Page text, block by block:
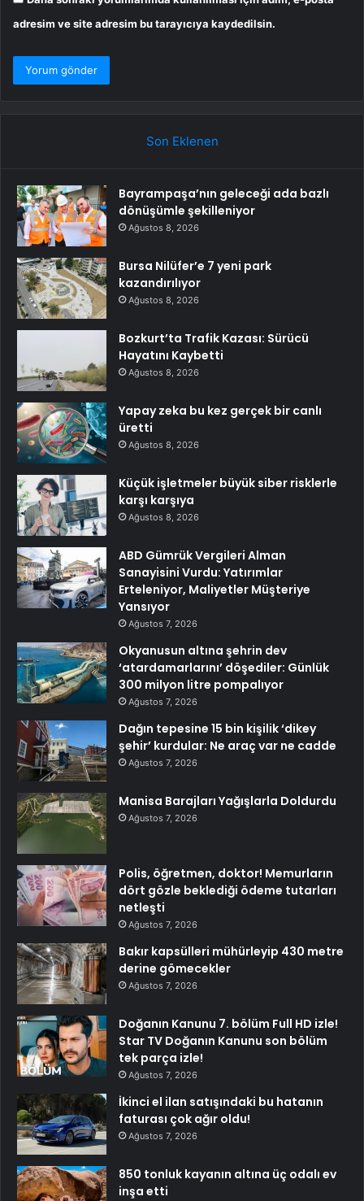
adresim ve site adresim bu tarayıcıya kaydedilsin.
Son Eklenen
Bayrampaşa’nın geleceği ada bazlı
dönüşümle şekilleniyor
Ağustos 8, 2026
Bursa Nilüfer’e 7 yeni park
kazandırılıyor
Ağustos 8, 2026
Bozkurt’ta Trafik Kazası: Sürücü
Hayatını Kaybetti
Ağustos 8, 2026
Yapay zeka bu kez gerçek bir canlı
üretti
Ağustos 8, 2026
Küçük işletmeler büyük siber risklerle
karşı karşıya
Ağustos 8, 2026
ABD Gümrük Vergileri Alman
Sanayisini Vurdu: Yatırımlar
Erteleniyor, Maliyetler Müşteriye
Yansıyor
Ağustos 7, 2026
Okyanusun altına şehrin dev
‘atardamarlarını’ döşediler: Günlük
300 milyon litre pompalıyor
Ağustos 7, 2026
Dağın tepesine 15 bin kişilik ‘dikey
şehir’ kurdular: Ne araç var ne cadde
Ağustos 7, 2026
Manisa Barajları Yağışlarla Doldurdu
Ağustos 7, 2026
Polis, öğretmen, doktor! Memurların
dört gözle beklediği ödeme tutarları
netleşti
Ağustos 7, 2026
Bakır kapsülleri mühürleyip 430 metre
derine gömecekler
Ağustos 7, 2026
Doğanın Kanunu 7. bölüm Full HD izle!
Star TV Doğanın Kanunu son bölüm
tek parça izle!
Ağustos 7, 2026
İkinci el ilan satışındaki bu hatanın
faturası çok ağır oldu!
Ağustos 7, 2026
850 tonluk kayanın altına üç odalı ev
inşa etti